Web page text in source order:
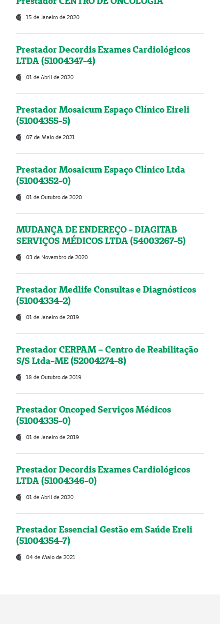
15 de Janeiro de 2020
Prestador Decordis Exames Cardiológicos
LTDA (51004347-4)
01 de Abril de 2020
Prestador Mosaicum Espaço Clínico Eireli
(51004355-5)
07 de Maio de 2021
Prestador Mosaicum Espaço Clínico Ltda
(51004352-0)
01 de Outubro de 2020
MUDANÇA DE ENDEREÇO - DIAGITAB
SERVIÇOS MÉDICOS LTDA (54003267-5)
03 de Novembro de 2020
Prestador Medlife Consultas e Diagnósticos
(51004334-2)
01 de Janeiro de 2019
Prestador CERPAM – Centro de Reabilitação
S/S Ltda-ME (52004274-8)
18 de Outubro de 2019
Prestador Oncoped Serviços Médicos
(51004335-0)
01 de Janeiro de 2019
Prestador Decordis Exames Cardiológicos
LTDA (51004346-0)
01 de Abril de 2020
Prestador Essencial Gestão em Saúde Ereli
(51004354-7)
04 de Maio de 2021